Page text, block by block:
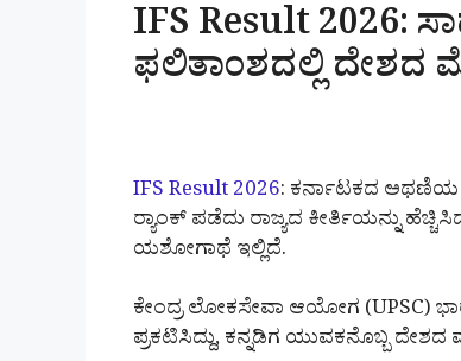
IFS Result 2026:
ಫಲಿತಾಂಶದಲ್ಲಿ ದೇಶದ
IFS Result 2026: ಕರ್ನಾಟಕದ ಅಥಣಿಯ
ರ‍್ಯಾಂಕ್ ಪಡೆದು ರಾಜ್ಯದ ಕೀರ್ತಿಯನ್ನು
ಯಶೋಗಾಥೆ ಇಲ್ಲಿದೆ.
ಕೇಂದ್ರ ಲೋಕಸೇವಾ ಆಯೋಗ (UPSC)
ಪ್ರಕಟಿಸಿದ್ದು, ಕನ್ನಡಿಗ ಯುವಕನೊಬ್ಬ ದೇಶದ